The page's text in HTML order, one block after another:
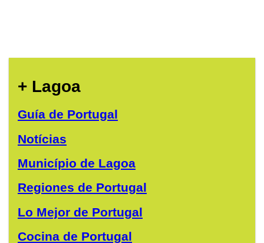
+ Lagoa
Guía de Portugal
Notícias
Município de Lagoa
Regiones de Portugal
Lo Mejor de Portugal
Cocina de Portugal